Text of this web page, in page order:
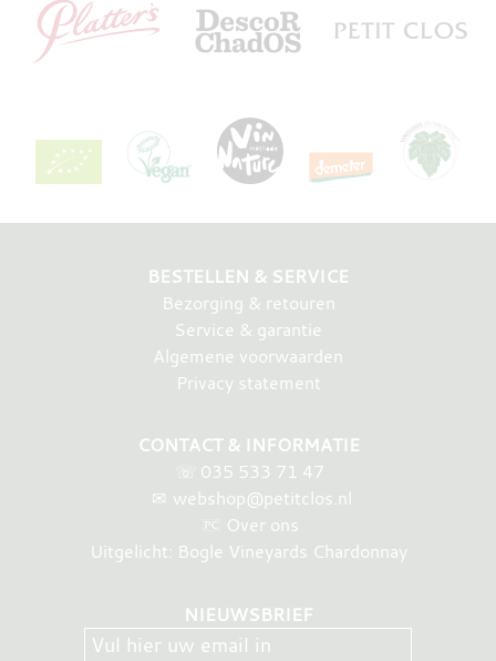
BESTELLEN & SERVICE
Bezorging & retouren
Service & garantie
Algemene voorwaarden
Privacy statement
CONTACT & INFORMATIE
☏ 035 533 71 47
✉ webshop@petitclos.nl
Over ons
Uitgelicht: Bogle Vineyards Chardonnay
NIEUWSBRIEF